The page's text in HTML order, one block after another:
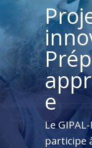
e
Le
participe